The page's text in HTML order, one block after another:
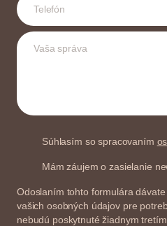
Súhlasím so spracovaním
Mám záujem o zasielanie
Odoslaním tohto formulára
vašich osobných údajov pre
nebudú poskytnuté žiadnym tretím